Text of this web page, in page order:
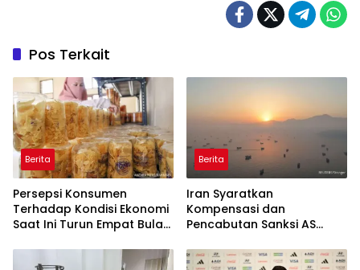
Pos Terkait
Berita
Persepsi Konsumen
Terhadap Kondisi Ekonomi
Saat Ini Turun Empat Bulan
Berita
Iran Syaratkan
Kompensasi dan
Pencabutan Sanksi AS